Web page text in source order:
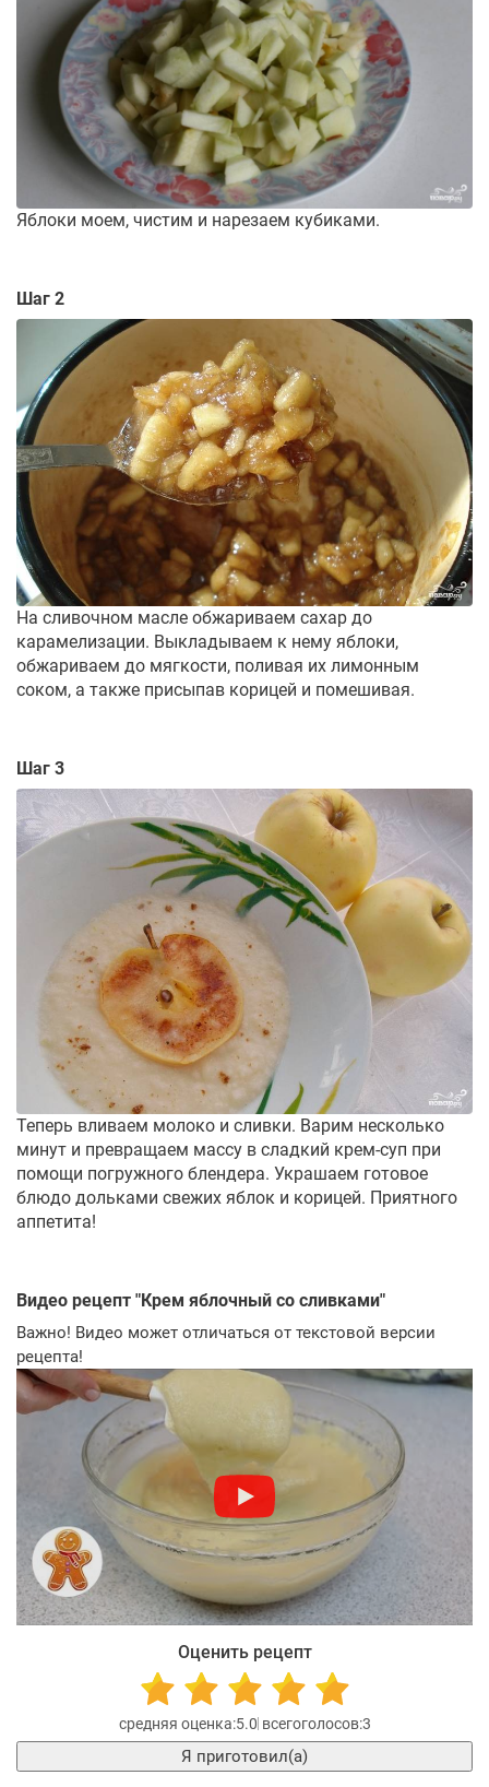
Яблоки моем, чистим и нарезаем кубиками.
Шаг 2
На сливочном масле обжариваем сахар до
карамелизации. Выкладываем к нему яблоки,
обжариваем до мягкости, поливая их лимонным
соком, а также присыпав корицей и помешивая.
Шаг 3
Теперь вливаем молоко и сливки. Варим несколько
минут и превращаем массу в сладкий крем-суп при
помощи погружного блендера. Украшаем готовое
блюдо дольками свежих яблок и корицей. Приятного
аппетита!
Видео рецепт "Крем яблочный со сливками"
Важно! Видео может отличаться от текстовой версии
рецепта!
Оценить рецепт
5.0 3
Я приготовил(а)